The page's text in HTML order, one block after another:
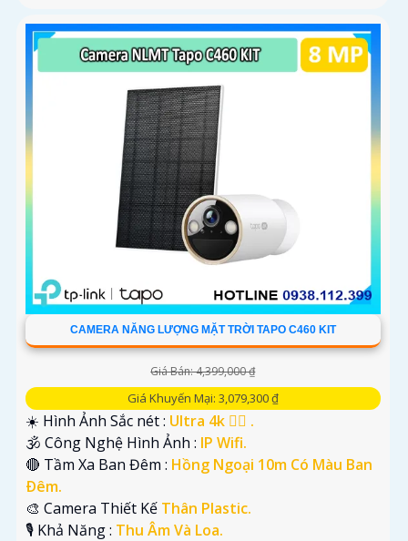
CAMERA NĂNG LƯỢNG MẶT TRỜI TAPO C460 KIT
Giá Bán: 4,399,000 ₫
Giá Khuyến Mại: 3,079,300 ₫
☀️ Hình Ảnh Sắc nét : Ultra 4k 👍🏾 .
🕉️ Công Nghệ Hình Ảnh : IP Wifi.
🔴 Tầm Xa Ban Đêm : Hồng Ngoại 10m Có Màu Ban
Ðêm.
🎨 Camera Thiết Kế Thân Plastic.
️🎙 Khả Năng : Thu Âm Và Loa.